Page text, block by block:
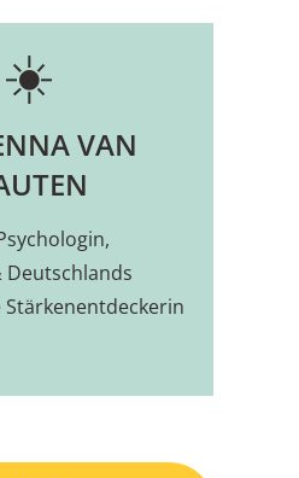
☀️
VAN
Deutschlands